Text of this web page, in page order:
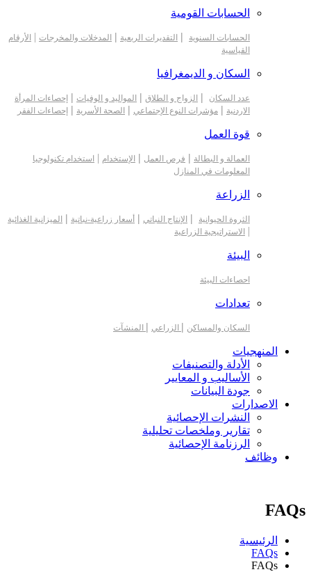
الحسابات القومية
الحسابات السنوية | التقديرات الربعية | المدخلات والمخرجات |
الأرقام
القياسية
السكان و الديمغرافيا
عدد السكان | الزواج و الطلاق | المواليد و الوفيات | إحصاءات المرأة
الاردنية | مؤشرات النوع الإجتماعي | الصحة الأسرية | إحصاءات الفقر
قوة العمل
العمالة و البطالة | فرص العمل | الإستخدام |
استخدام تكنولوجيا
المعلومات في المنازل
الزراعة
الثروة الحيوانية | الإنتاج النباتي | أسعار زراعية-نباتية | الميزانية الغذائية
| الاستراتيجية الزراعية
البيئة
احصاءات البيئة
تعدادات
السكان والمساكن | الزراعي | المنشآت
المنهجيات
الأدلة والتصنيفات
الأساليب و المعايير
جودة البيانات
الاصدارات
النشرات الإحصائية
تقارير وملخصات تحليلية
الرزنامة الإحصائية
وظائف
FAQs
الرئيسية
FAQs
FAQs